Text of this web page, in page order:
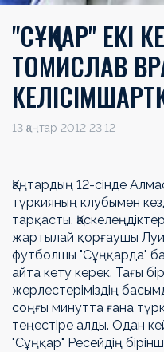
"СҰҢҚАР" ЕКІ
ТОМИСЛАВ
13 қаңтар 2012 23:12
Қаңтардың 12-сінде
түркияның клубымен
тарқасты.
жартылай қорғаушы
футболшы "Сұңқарда"
айта кету керек. Тағы
жерлестеріміздің
соңғы минутта ғана
теңестіре алды. Одан
"Сұңқар" Ресейдің